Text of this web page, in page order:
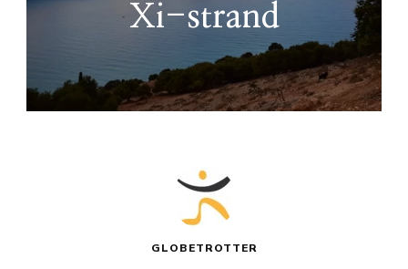
Xi-strand
GLOBETROTTER